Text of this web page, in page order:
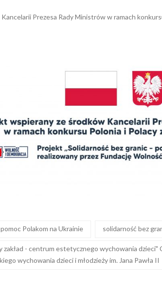
Prezesa Rady Ministrów w ramach
pomoc Polakom na Ukrainie solidarność bez
zakład - centrum estetycznego wychowania dzieci"
wychowania dzieci i młodzieży im. Jana Pawła II